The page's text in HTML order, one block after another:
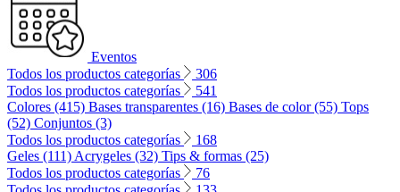
Eventos
Todos los productos categorías
306
Todos los productos categorías
541
Colores (415) Bases transparentes (16) Bases de color (55) Tops
(52) Conjuntos (3)
Todos los productos categorías
168
Geles (111) Acrygeles (32) Tips & formas (25)
Todos los productos categorías
76